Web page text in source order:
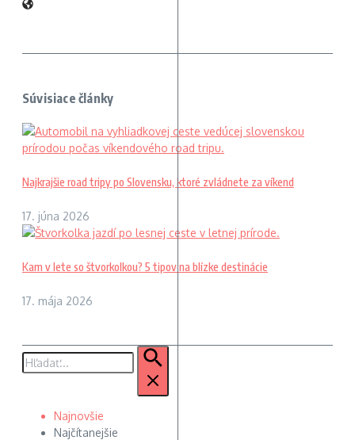
Súvisiace články
Najkrajšie road tripy po Slovensku, ktoré zvládnete za víkend
17. júna 2026
Kam v lete so štvorkolkou? 5 tipov na blízke destinácie
17. mája 2026
Hľadať:
Najnovšie
Najčítanejšie